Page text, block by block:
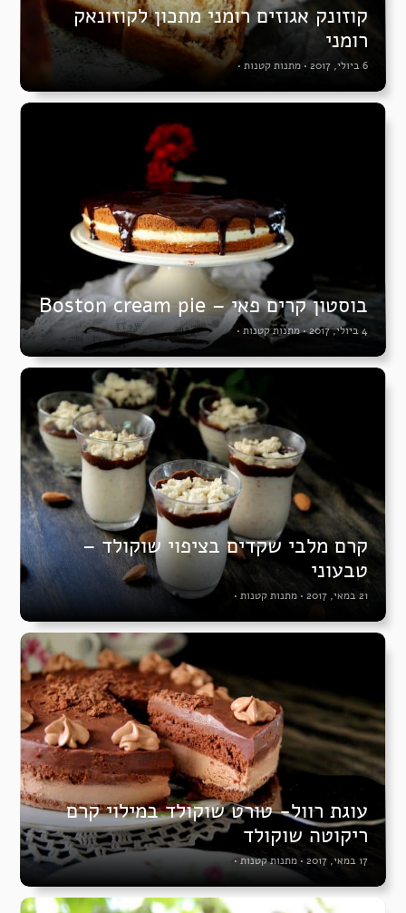
קוזונק אגוזים רומני מתכון לקוזונאק
רומני
6 ביולי, 2017 • מתנות קטנות •
בוסטון קרים פאי – Boston cream pie
4 ביולי, 2017 •מתנות קטנות •
קרם מלבי שקדים בציפוי שוקולד –
טבעוני
21 במאי, 2017 • מתנות קטנות •
עוגת רוול- טורט שוקולד במילוי קרם
ריקוטה שוקולד
17 במאי, 2017 • מתנות קטנות•